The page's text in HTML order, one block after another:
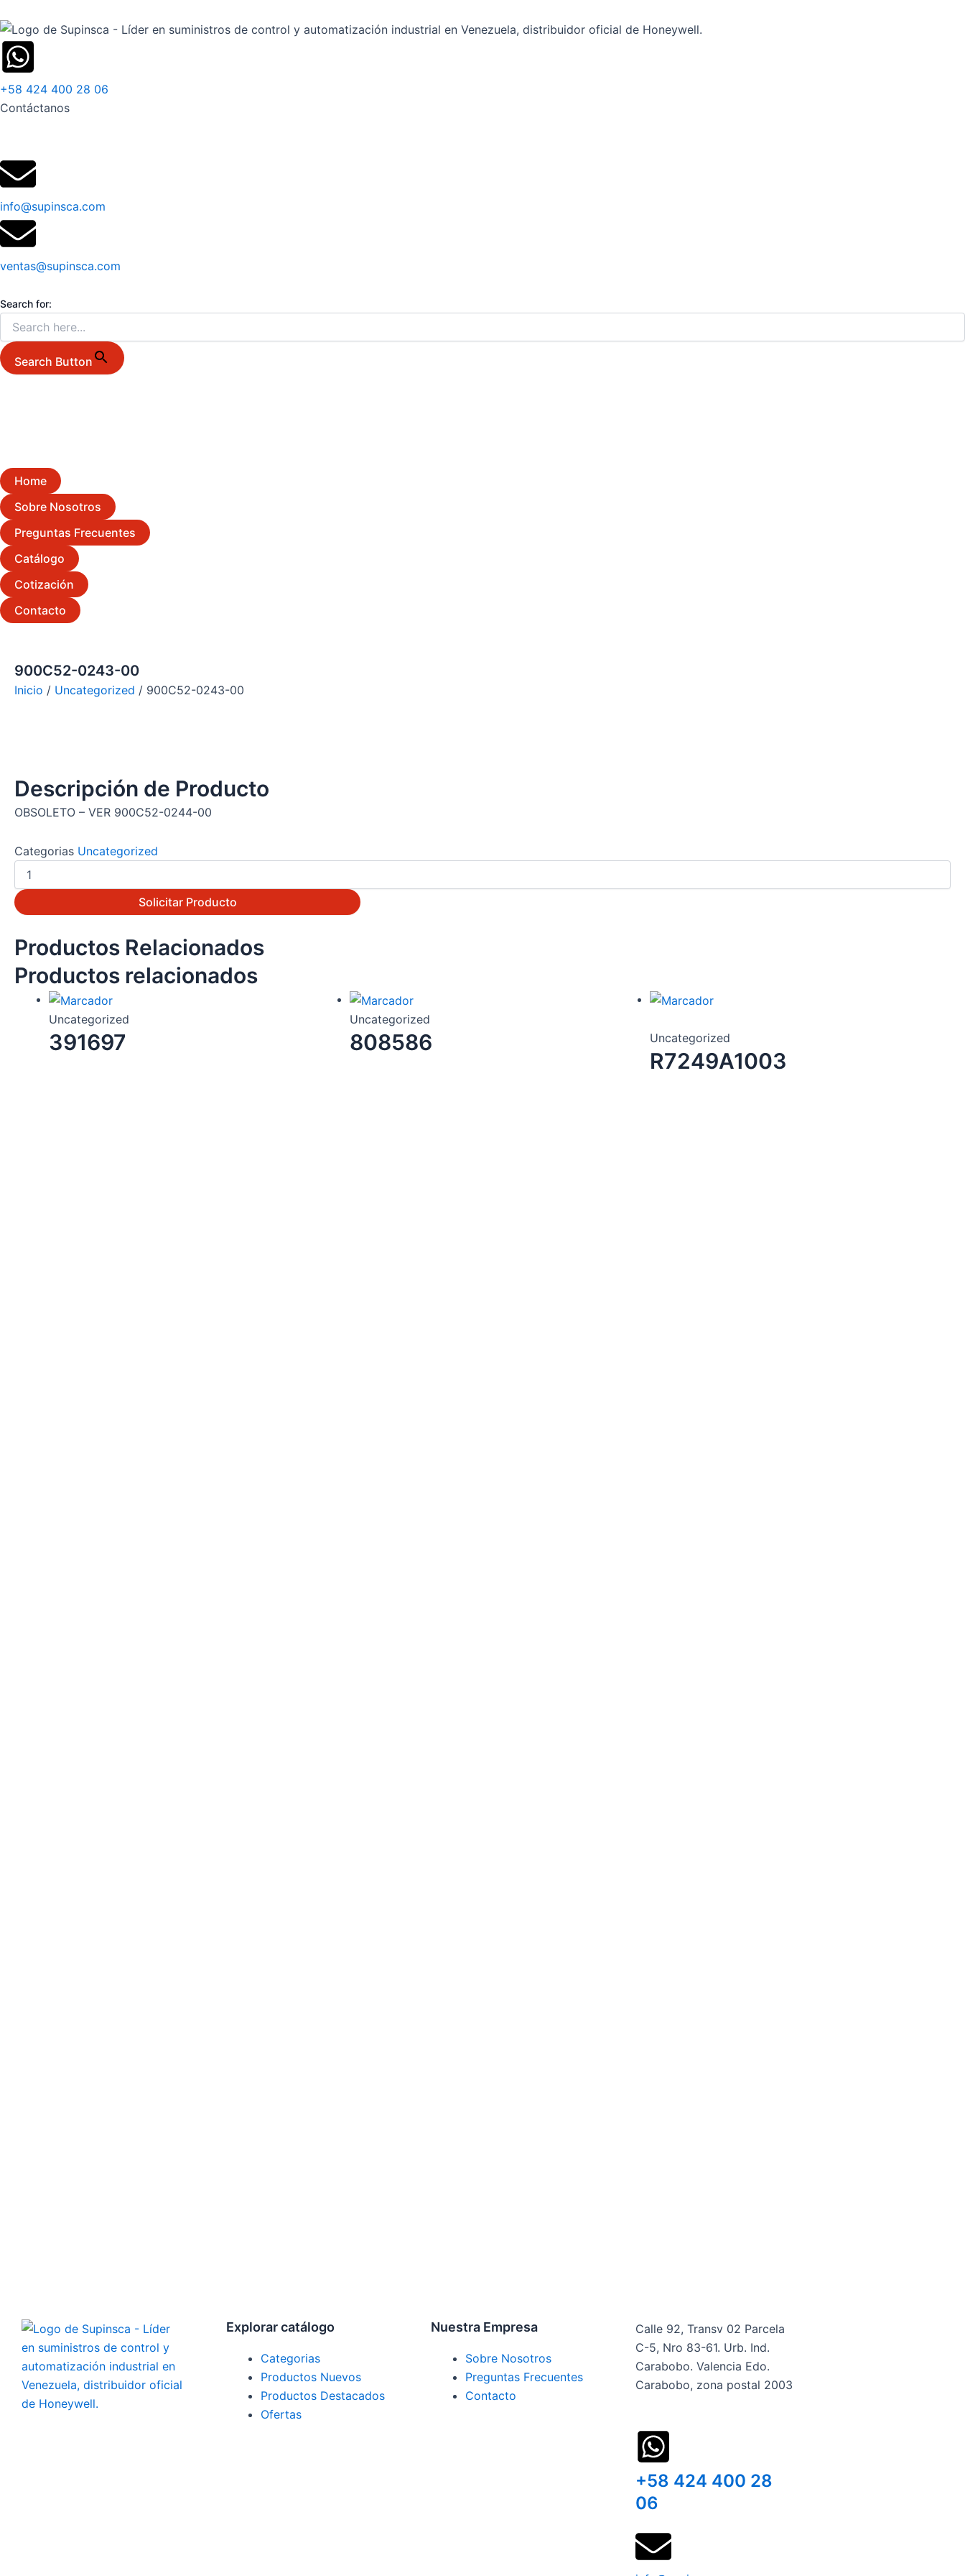
al
contenido
+58 424 400 28 06
Contáctanos
info@supinsca.com
ventas@supinsca.com
Search for:
Search Button
Home
Sobre Nosotros
Preguntas Frecuentes
Catálogo
Cotización
Contacto
900C52-0243-00
Inicio / Uncategorized / 900C52-0243-00
Descripción de Producto
OBSOLETO – VER 900C52-0244-00
Categorias Uncategorized
900C52-
0243-
00
cantidad
Solicitar Producto
Productos Relacionados
Productos relacionados
Uncategorized
391697
Uncategorized
808586 Uncategorized
R7249A1003
Explorar catálogo
Categorias
Productos Nuevos
Productos Destacados
Ofertas
Nuestra Empresa
Sobre Nosotros
Preguntas Frecuentes
Contacto
Calle 92, Transv 02 Parcela
C-5, Nro 83-61. Urb. Ind.
Carabobo. Valencia Edo.
Carabobo, zona postal 2003
+58 424 400 28
06